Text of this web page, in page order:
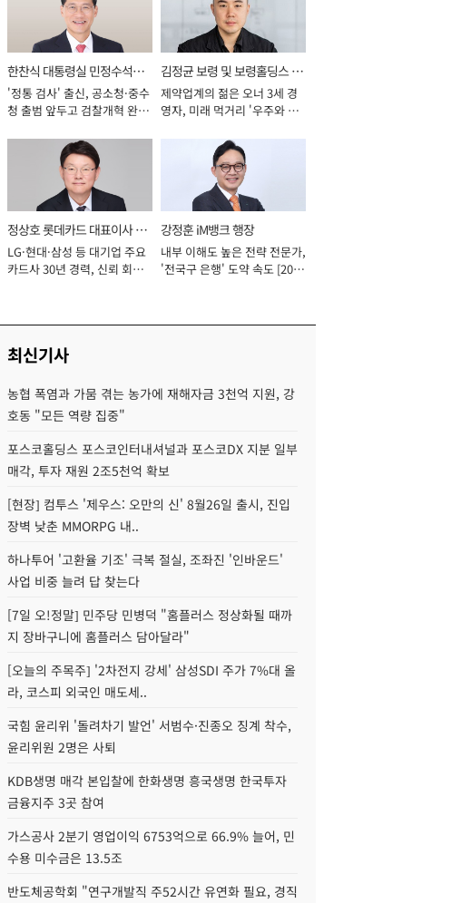
한찬식 대통령실 민정수석비
서관
'정통 검사' 출신, 공소청·중수
청 출범 앞두고 검찰개혁 완수
김정균 보령 및 보령홀딩스 대
표이사 사장
제약업계의 젊은 오너 3세 경
영자, 미래 먹거리 '우주와 헬
정상호 롯데카드 대표이사 사
장
LG·현대·삼성 등 대기업 주요
카드사 30년 경력, 신뢰 회복
강정훈 iM뱅크 행장
내부 이해도 높은 전략 전문가,
'전국구 은행' 도약 속도 [2026
최신기사
농협 폭염과 가뭄 겪는 농가에 재해자금 3천억 지원, 강
호동 "모든 역량 집중"
포스코홀딩스 포스코인터내셔널과 포스코DX 지분 일부
매각, 투자 재원 2조5천억 확보
[현장] 컴투스 '제우스: 오만의 신' 8월26일 출시, 진입
장벽 낮춘 MMORPG 내..
하나투어 '고환율 기조' 극복 절실, 조좌진 '인바운드'
사업 비중 늘려 답 찾는다
[7일 오!정말] 민주당 민병덕 "홈플러스 정상화될 때까
지 장바구니에 홈플러스 담아달라"
[오늘의 주목주] '2차전지 강세' 삼성SDI 주가 7%대 올
라, 코스피 외국인 매도세..
국힘 윤리위 '돌려차기 발언' 서범수·진종오 징계 착수,
윤리위원 2명은 사퇴
KDB생명 매각 본입찰에 한화생명 흥국생명 한국투자
금융지주 3곳 참여
가스공사 2분기 영업이익 6753억으로 66.9% 늘어, 민
수용 미수금은 13.5조
반도체공학회 "연구개발직 주52시간 유연화 필요, 경직